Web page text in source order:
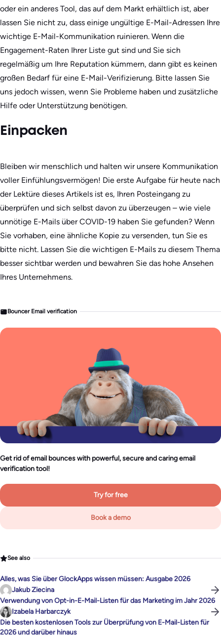
oder ein anderes Tool, das auf dem Markt erhältlich ist, aber
lassen Sie nicht zu, dass einige ungültige E-Mail-Adressen Ihre
wichtige E-Mail-Kommunikation ruinieren. Wenn die
Engagement-Raten Ihrer Liste gut sind und Sie sich
regelmäßig um Ihre Reputation kümmern, dann gibt es keinen
großen Bedarf für eine E-Mail-Verifizierung. Bitte lassen Sie
uns jedoch wissen, wenn Sie Probleme haben und zusätzliche
Hilfe oder Unterstützung benötigen.
Einpacken
Bleiben wir menschlich und halten wir unsere Kommunikation
voller Einfühlungsvermögen! Die erste Aufgabe für heute nach
der Lektüre dieses Artikels ist es, Ihren Posteingang zu
überprüfen und sich selbst davon zu überzeugen – wie viele
unnötige E-Mails über COVID-19 haben Sie gefunden? Wenn
Sie vorhaben, eine ähnliche Kopie zu versenden, tun Sie es
bitte nicht. Lassen Sie die wichtigen E-Mails zu diesem Thema
besser sichtbar werden und bewahren Sie das hohe Ansehen
Ihres Unternehmens.
Bouncer Email verification
Get rid of email bounces with powerful, secure and caring email
verification tool!
Try for free
Book a demo
See also
Alles, was Sie über GlockApps wissen müssen: Ausgabe 2026
Jakub Ziecina
Verwendung von Opt-in-E-Mail-Listen für das Marketing im Jahr 2026
Izabela Harbarczyk
Die besten kostenlosen Tools zur Überprüfung von E-Mail-Listen für
2026 und darüber hinaus